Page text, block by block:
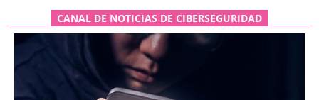
CANAL DE NOTICIAS DE CIBERSEGURIDAD